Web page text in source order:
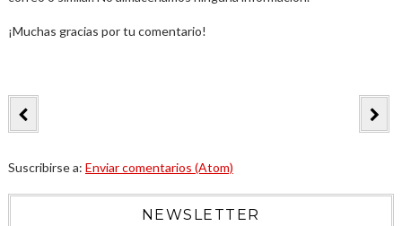
¡Muchas gracias por tu comentario!
Suscribirse a: Enviar comentarios (Atom)
NEWSLETTER